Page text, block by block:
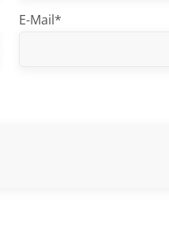
E-Mail*